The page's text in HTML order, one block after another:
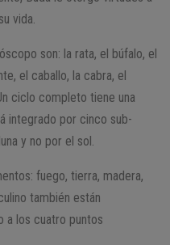
PARA EL CERDO EN EL
vida.
son: la rata, el búfalo, el
el caballo, la cabra, el
ciclo completo tiene una
integrado por cinco sub-
y no por el sol.
fuego, tierra, madera,
también están
a los cuatro puntos